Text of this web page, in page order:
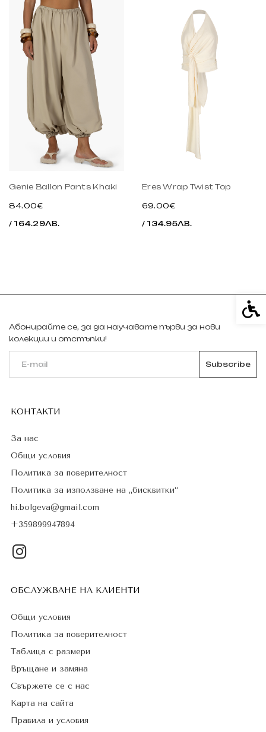
Genie Ballon Pants Khaki
84.00€
/ 164.29ЛВ.
Eres Wrap Twist Top
69.00€
/ 134.95ЛВ.
КОНТАКТИ
За нас
Общи условия
Политика за поверителност
Политика за използване на „бисквитки“
hi.bolgeva@gmail.com
+359899947894
ОБСЛУЖВАНЕ НА КЛИЕНТИ
Общи условия
Политика за поверителност
Таблица с размери
Връщане и замяна
Свържете се с нас
Карта на сайта
Правила и условия
Абонирайте се, за да научавате първи за нови
колекции и отстъпки!